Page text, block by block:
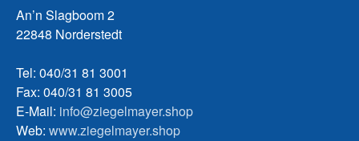
An’n Slagboom 2
22848 Norderstedt
Tel: 040/31 81 3001
Fax: 040/31 81 3005
E-Mail: info@ziegelmayer.shop
Web: www.ziegelmayer.shop